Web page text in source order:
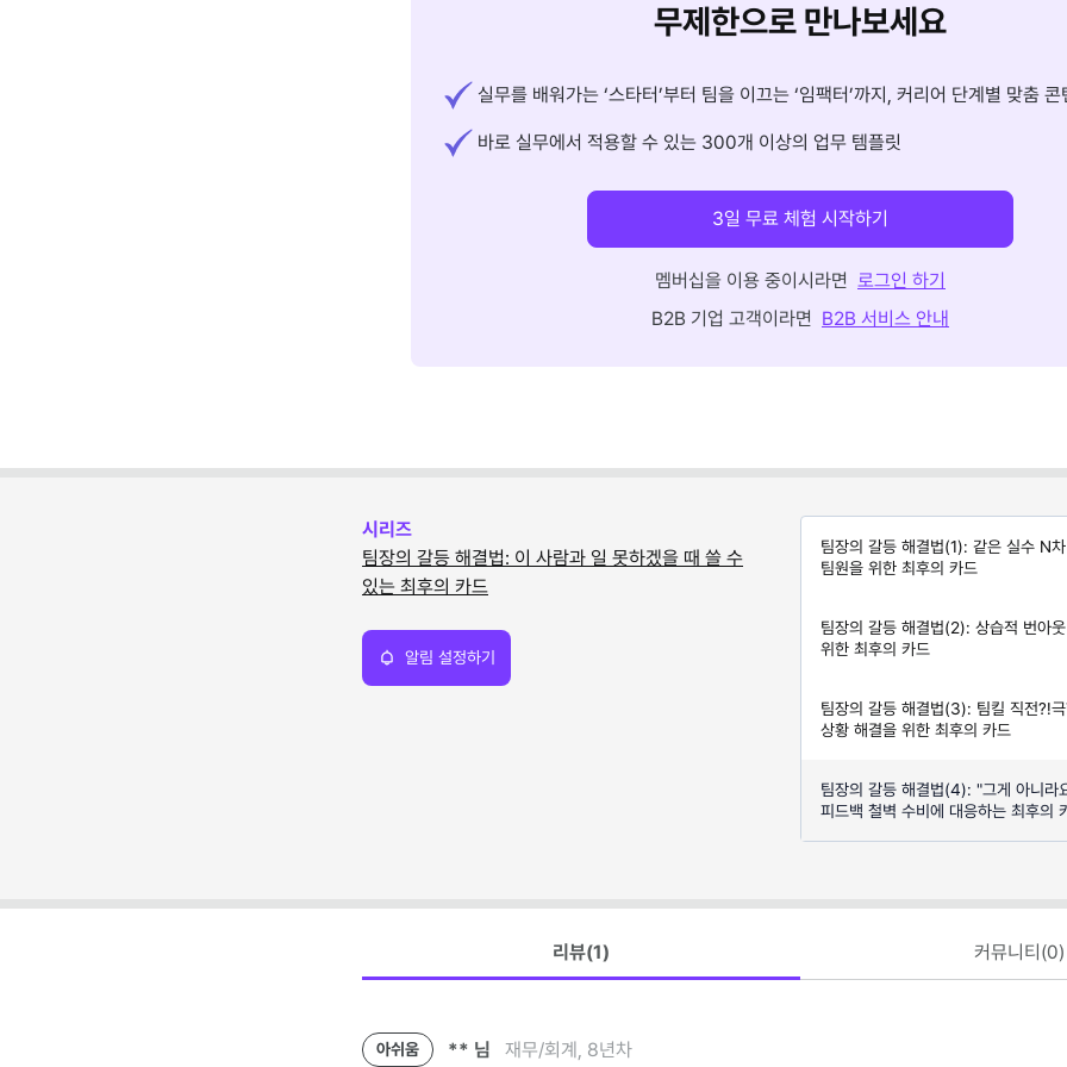
무제한으로 만나보세요
실무를 배워가는 ‘스타터’부터 팀을 이끄는 ‘임팩터’까지, 커리어 단계별 맞춤 콘
바로 실무에서 적용할 수 있는 300개 이상의 업무 템플릿
3일 무료 체험 시작하기
멤버십을 이용 중이시라면 로그인 하기
B2B 기업 고객이라면 B2B 서비스 안내
시리즈
팀장의 갈등 해결법: 이 사람과 일 못하겠을 때 쓸 수
있는 최후의 카드
알림 설정하기
팀장의 갈등 해결법(1): 같은 실수 N
팀원을 위한 최후의 카드
팀장의 갈등 해결법(2): 상습적 번아
위한 최후의 카드
팀장의 갈등 해결법(3): 팀킬 직전?!
상황 해결을 위한 최후의 카드
팀장의 갈등 해결법(4): "그게 아니라
피드백 철벽 수비에 대응하는 최후의
리뷰(1) 커뮤니티(0)
아쉬움 ** 님 재무/회계, 8년차